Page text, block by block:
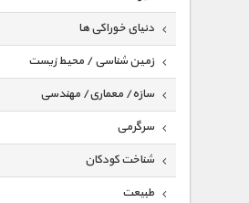
دنیای خوراکی ها
زمین شناسی / محیط زیست
سازه/ معماری/ مهندسی
سرگرمی
شناخت کودکان
طبیعت